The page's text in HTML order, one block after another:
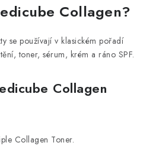
Collagen?
se používají v klasickém pořadí
toner, sérum, krém a ráno SPF.
Collagen
Collagen Toner.